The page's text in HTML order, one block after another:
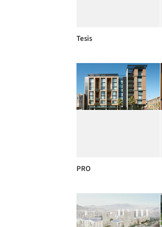
Tesis
PRO